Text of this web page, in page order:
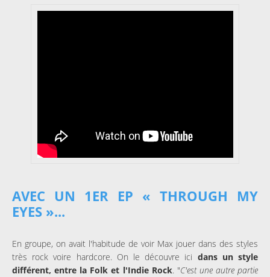
AVEC UN 1ER EP « THROUGH MY
EYES »...
En groupe, on avait l'habitude de voir Max jouer dans des styles
très rock voire hardcore. On le découvre ici dans un style
différent, entre la Folk et l'Indie Rock. "C'est une autre partie